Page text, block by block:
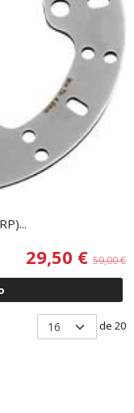
29,50 € 59,00 €
de 20